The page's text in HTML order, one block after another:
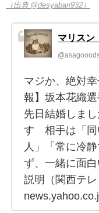
（出典 @desyabari932）
マリスン
マジか、絶対
報】坂本花織選
先日結婚しま
す 相手は「同
人」「常に冷
ず、一緒に面
説明（関西テ